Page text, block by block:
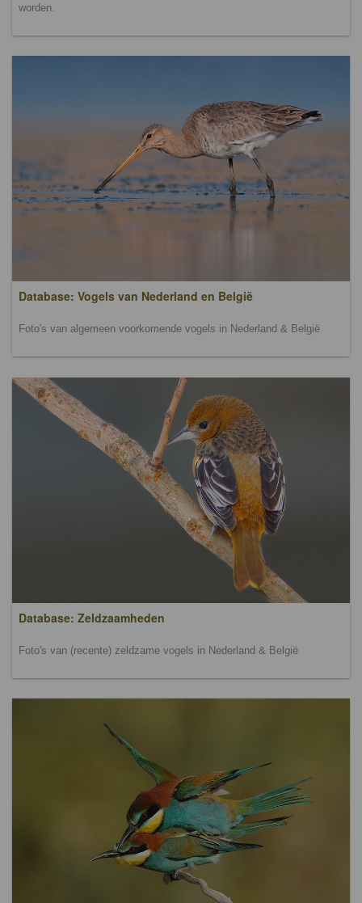
worden.
Database: Vogels van Nederland en België
Foto's van algemeen voorkomende vogels in Nederland & België
Database: Zeldzaamheden
Foto's van (recente) zeldzame vogels in Nederland & België